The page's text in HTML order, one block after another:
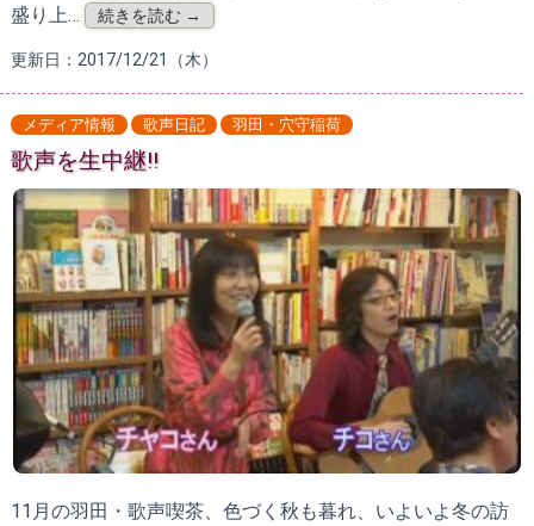
盛り上…
続きを読む →
更新日：2017/12/21（木）
メディア情報 歌声日記 羽田・穴守稲荷
歌声を生中継!!
11月の羽田・歌声喫茶、色づく秋も暮れ、いよいよ冬の訪